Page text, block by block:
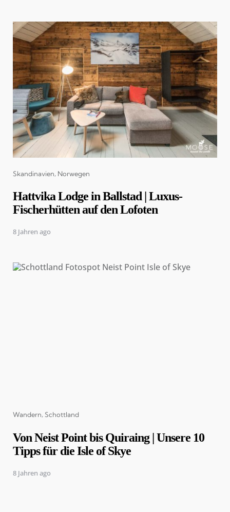
Categories
Skandinavien Norwegen
Hattvika Lodge in Ballstad | Luxus-
Fischerhütten auf den Lofoten
8 Jahren ago
Categories
Wandern Schottland
Von Neist Point bis Quiraing | Unsere 10
Tipps für die Isle of Skye
8 Jahren ago